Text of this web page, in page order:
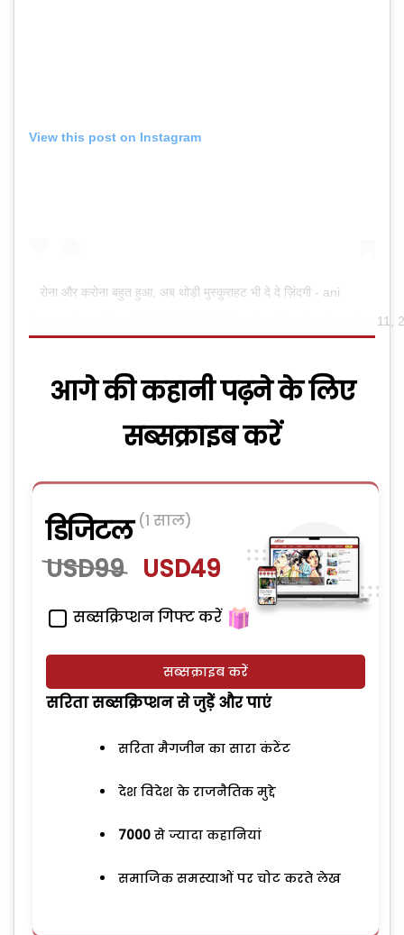
View this post on Instagram
रोना और करोना बहुत हुआ, अब थोड़ी मुस्कुराहट भी दे दे ज़िंदगी - ani
Jun 11,
आगे की कहानी पढ़ने के लिए
सब्सक्राइब करें
डिजिटल (1 साल)
USD99 USD49
सब्सक्रिप्शन गिफ्ट करें
सब्सक्राइब करें
सरिता सब्सक्रिप्शन से जुड़ेें और पाएं
सरिता मैगजीन का सारा कंटेंट
देश विदेश के राजनैतिक मुद्दे
7000से ज्यादा कहानियां
समाजिक समस्याओं पर चोट करते लेख